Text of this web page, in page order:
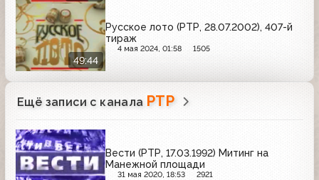
49:44
Русское лото (РТР, 28.07.2002), 407-й
тираж
4 мая 2024, 01:58 1505
Ещё записи с канала РТР
Вести (РТР, 17.03.1992) Митинг на
Манежной площади
31 мая 2020, 18:53 2921